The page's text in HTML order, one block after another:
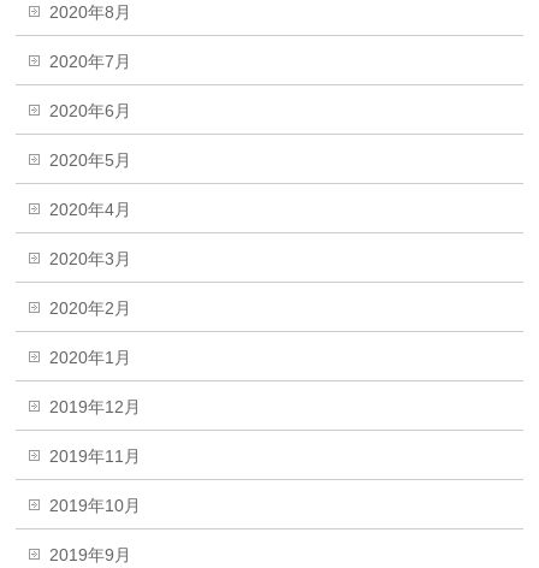
2020年8月
2020年7月
2020年6月
2020年5月
2020年4月
2020年3月
2020年2月
2020年1月
2019年12月
2019年11月
2019年10月
2019年9月